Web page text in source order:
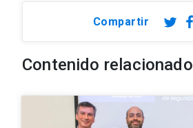
Compartir
Contenido relacionado